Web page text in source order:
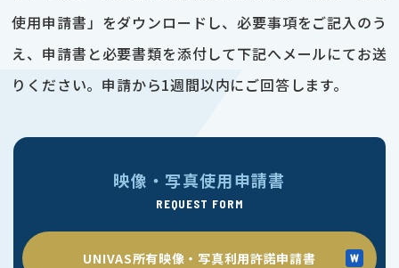
使用申請書」をダウンロードし、必要事項をご記入のう
え、申請書と必要書類を添付して下記へメールにてお送
りください。申請から1週間以内にご回答します。
映像・写真使用申請書
REQUEST FORM
UNIVAS所有映像・写真利用許諾申請書